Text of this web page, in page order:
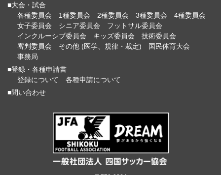
■大会・試合
各種委員会
1種委員会 2種委員会 3種委員会
4種委員会
女子委員会
シニア委員会
フットサル委員会
インクルーシブ委員会
キッズ委員会
技術委員会
審判委員会
その他 (医学、規律・裁定)
国民体育大会
事務局
■登録・各種申請書
登録について
各種申請について
■問い合わせ